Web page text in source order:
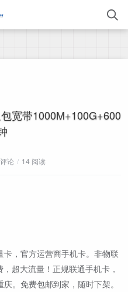
宽带1000M+100G+600
论 / 14 阅读
，官方运营商手机卡。非物联
超大流量！正规联通手机卡，
。免费包邮到家，随时下架。